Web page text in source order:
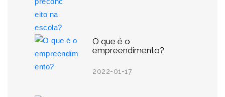
O que é o
empreendimento?
2022-01-17